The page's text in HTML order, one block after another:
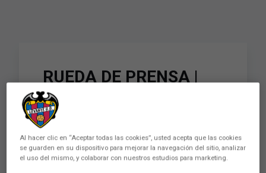
RUEDA DE PRENSA |
Paco López:
"Afrontamos el partido
como un reto, siendo un
equipo y con el apoyo
Al hacer clic en “Aceptar todas las cookies”, usted acepta que las cookies
se guarden en su dispositivo para mejorar la navegación del sitio, analizar
el uso del mismo, y colaborar con nuestros estudios para marketing.